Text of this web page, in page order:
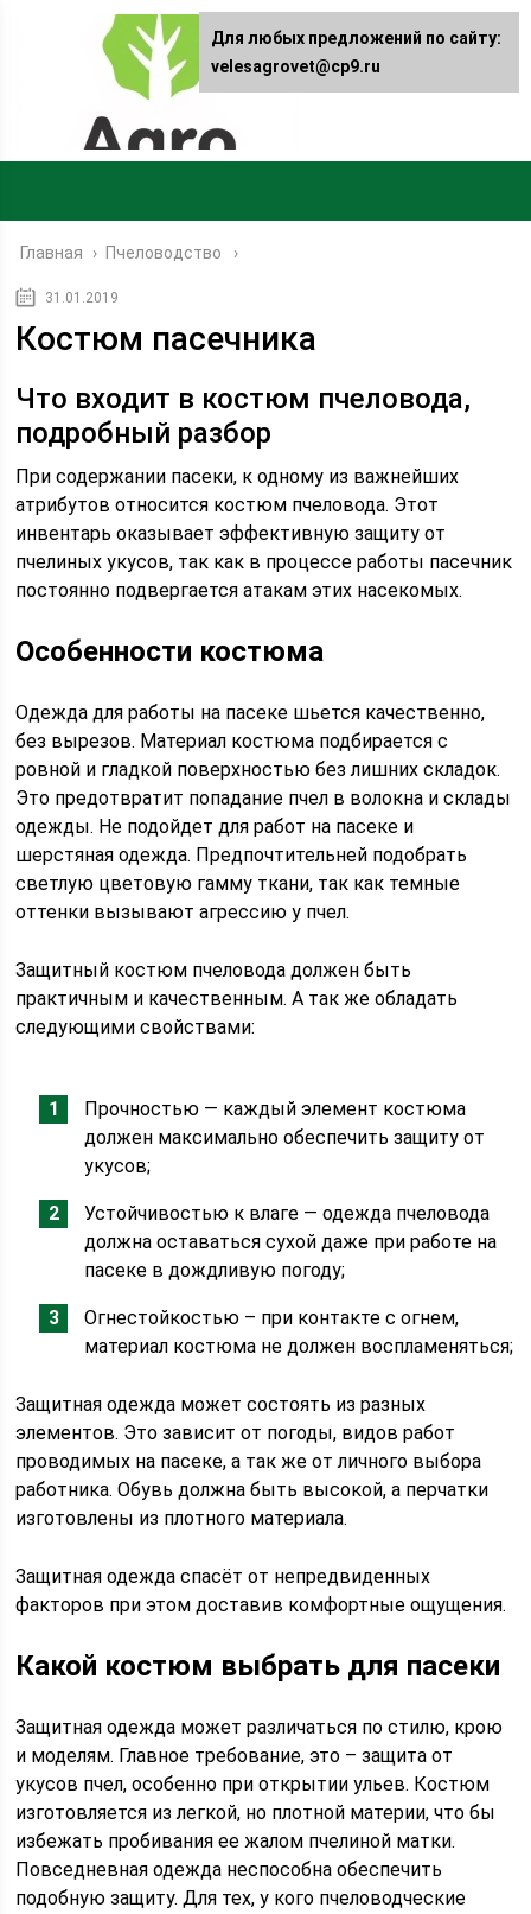
Главная › Пчеловодство
31.01.2019
Костюм пасечника
Что входит в костюм пчеловода,
подробный разбор
При содержании пасеки, к одному из важнейших
атрибутов относится костюм пчеловода. Этот
инвентарь оказывает эффективную защиту от
пчелиных укусов, так как в процессе работы пасечник
постоянно подвергается атакам этих насекомых.
Особенности костюма
Одежда для работы на пасеке шьется качественно,
без вырезов. Материал костюма подбирается с
ровной и гладкой поверхностью без лишних складок.
Это предотвратит попадание пчел в волокна и склады
одежды. Не подойдет для работ на пасеке и
шерстяная одежда. Предпочтительней подобрать
светлую цветовую гамму ткани, так как темные
оттенки вызывают агрессию у пчел.
Защитный костюм пчеловода должен быть
практичным и качественным. А так же обладать
следующими свойствами:
Прочностью — каждый элемент костюма
должен максимально обеспечить защиту от
укусов;
Устойчивостью к влаге — одежда пчеловода
должна оставаться сухой даже при работе на
пасеке в дождливую погоду;
Огнестойкостью – при контакте с огнем,
материал костюма не должен воспламеняться;
Защитная одежда может состоять из разных
элементов. Это зависит от погоды, видов работ
проводимых на пасеке, а так же от личного выбора
работника. Обувь должна быть высокой, а перчатки
изготовлены из плотного материала.
Защитная одежда спасёт от непредвиденных
факторов при этом доставив комфортные ощущения.
Какой костюм выбрать для пасеки
Защитная одежда может различаться по стилю, крою
и моделям. Главное требование, это – защита от
укусов пчел, особенно при открытии ульев. Костюм
изготовляется из легкой, но плотной материи, что бы
избежать пробивания ее жалом пчелиной матки.
Повседневная одежда неспособна обеспечить
подобную защиту. Для тех, у кого пчеловодческие
Для любых предложений по сайту:
velesagrovet@cp9.ru